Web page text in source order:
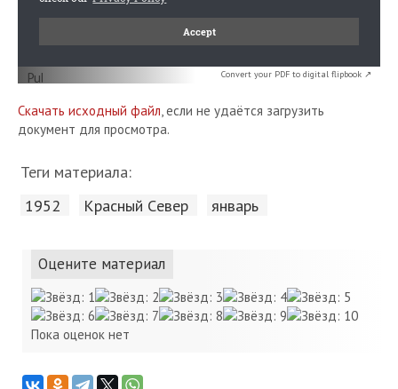
Convert your PDF to digital flipbook ↗
Скачать исходный файл, если не удаётся загрузить
документ для просмотра.
Теги материала:
1952 Красный Cевер январь
Оцените материал
Пока оценок нет